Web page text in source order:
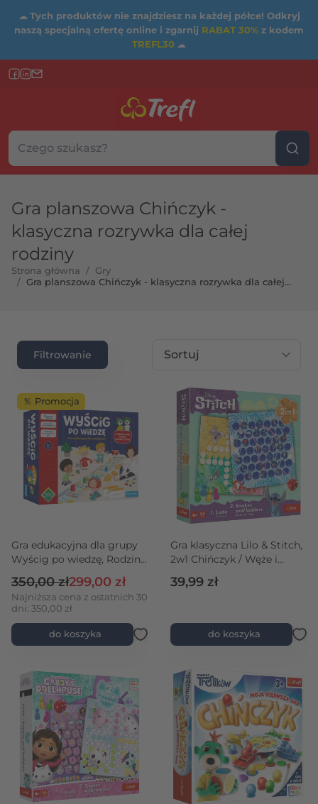
☁ Tych produktów nie znajdziesz na każdej półce! Odkryj
naszą specjalną ofertę online i zgarnij RABAT 30% z kodem
TREFL30 ☁
Szukaj w sklepie...
Wybierz kategorię
Gra planszowa Chińczyk -
klasyczna rozrywka dla całej
rodziny
Strona główna / Gry
/ Gra planszowa Chińczyk - klasyczna rozrywka dla całej
maksymalna
Filtrowanie
Sortuj wg
％ Promocja
Gra edukacyjna dla grupy
Wyścig po wiedzę, Rodzina
Cena promocyjna
299,00 zł
Cena regularna
350,00 zł
Najniższa cena z ostatnich 30
dni: 350,00 zł
do koszyka
Gra klasyczna Lilo & Stitch,
2w1 Chińczyk / Węże i
39,99 zł
do koszyka